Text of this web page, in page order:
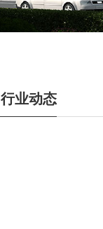
行业动态